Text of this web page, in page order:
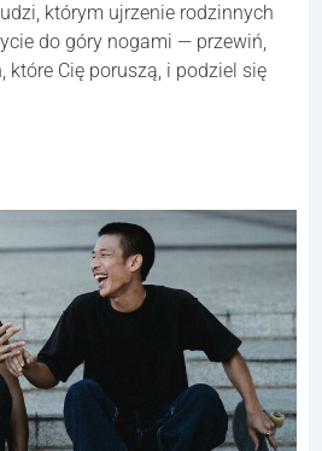
którym ujrzenie rodzinnych
do góry nogami — przewiń,
które Cię poruszą, i podziel się